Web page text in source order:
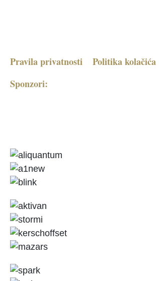
Pravila privatnosti Politika kolačića
Sponzori: